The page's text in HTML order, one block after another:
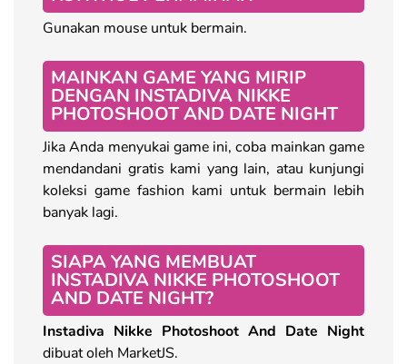
Gunakan mouse untuk bermain.
MAINKAN GAME YANG MIRIP
DENGAN INSTADIVA NIKKE
PHOTOSHOOT AND DATE NIGHT
Jika Anda menyukai game ini, coba mainkan game
mendandani gratis kami yang lain, atau kunjungi
koleksi game fashion kami untuk bermain lebih
banyak lagi.
SIAPA YANG MEMBUAT
INSTADIVA NIKKE PHOTOSHOOT
AND DATE NIGHT?
Instadiva Nikke Photoshoot And Date Night
dibuat oleh MarketJS.